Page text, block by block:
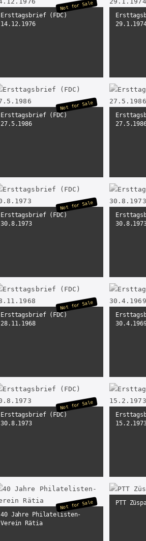
Ersttagsbrief (FDC)
14.12.1976
Not for Sale
Ersttagsbrief (FDC)
27.5.1986
Not for Sale
Ersttagsbrief (FDC)
30.8.1973
Not for Sale
Ersttagsbrief (FDC)
28.11.1968
Not for Sale
Ersttagsbrief (FDC)
30.8.1973
Not for Sale
40 Jahre Philatelisten-
Verein Rätia
Not for Sale PTT